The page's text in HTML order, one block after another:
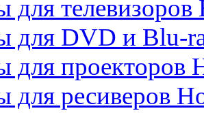
для телевизоров
для DVD и Blu-
для проекторов
для ресиверов